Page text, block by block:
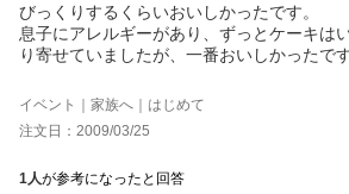
びっくりするくらいおいしかったです。
息子にアレルギーがあり、ずっとケーキは
り寄せていましたが、一番おいしかったです
息子は甘味が強いものが苦手で、いつもケ
そうにしてたので、思い切ってスポンジだ
だのですが、初めて思う存分スポンジだけ
も喜んでいました。
とにかくふわふわで口当たりもよく、家族
食べてしまいました。
イベント｜家族へ｜はじめて
注文日：2009/03/25
1人が参考になったと回答